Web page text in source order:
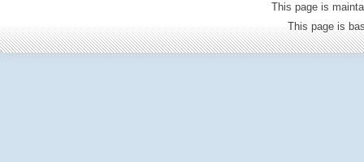
This page is
This page is